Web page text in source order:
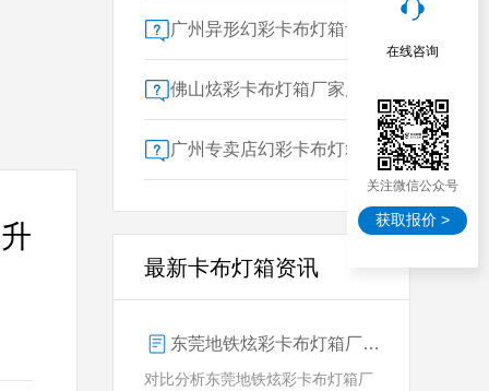
广州专卖店幻彩卡布灯箱选购指南：一位广告总监的售后保障启示录
最新卡布灯箱资讯
东莞地铁炫彩卡布灯箱厂家售后保障对比指南：广告公司选型核心要素解析
对比分析东莞地铁炫彩卡布灯箱厂
在线咨询
关注微信公众号
获取报价 >